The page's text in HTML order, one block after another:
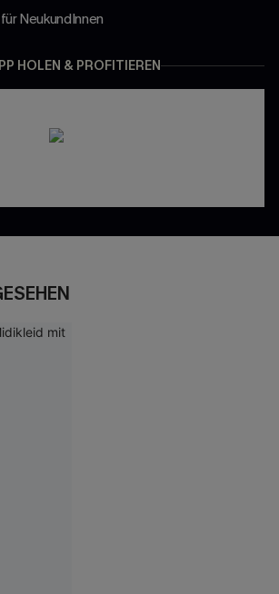
NeukundInnen
HOLEN & PROFITIEREN